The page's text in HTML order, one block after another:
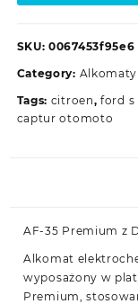
SKU: 0067453f95e6
Category: Alkomaty
Tags: citroen,ford s
captur otomoto
AF-35 Premium z
Alkomat
wyposażony w
Premium,